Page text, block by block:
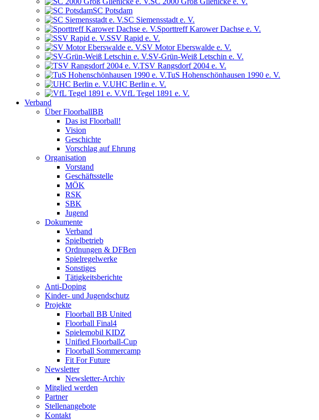
SC Potsdam
SC Siemensstadt e. V.
Sporttreff Karower Dachse e. V.
SSV Rapid e. V.
SV Motor Eberswalde e. V.
SV-Grün-Weiß Letschin e. V.
TSV Rangsdorf 2004 e. V.
TuS Hohenschönhausen 1990 e. V.
UHC Berlin e. V.
VfL Tegel 1891 e. V.
Verband
Über FloorballBB
Das ist Floorball!
Vision
Geschichte
Vorschlag auf Ehrung
Organisation
Vorstand
Geschäftsstelle
MÖK
RSK
SBK
Jugend
Dokumente
Verband
Spielbetrieb
Ordnungen & DFBen
Spielregelwerke
Sonstiges
Tätigkeitsberichte
Anti-Doping
Kinder- und Jugendschutz
Projekte
Floorball BB United
Floorball Final4
Spielemobil KIDZ
Unified Floorball-Cup
Floorball Sommercamp
Fit For Future
Newsletter
Newsletter-Archiv
Mitglied werden
Partner
Stellenangebote
Kontakt